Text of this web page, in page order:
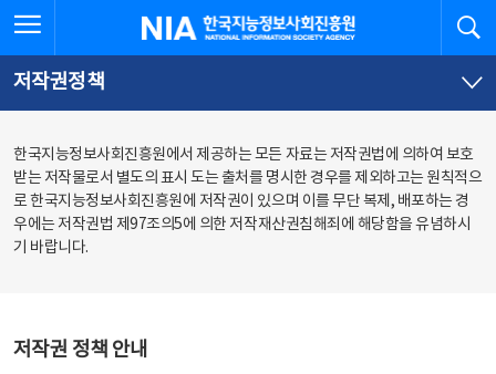
문
로
가
체
뉴
바
가
한국지능정보사회진흥원
저작권정책
한국지능정보사회진흥원에서 제공하는 모든 자료는 저작권법에 의하여 보호
받는 저작물로서 별도의 표시 도는 출처를 명시한 경우를 제외하고는 원칙적으
로 한국지능정보사회진흥원에 저작권이 있으며 이를 무단 복제, 배포하는 경
우에는 저작권법 제97조의5에 의한 저작재산권침해죄에 해당함을 유념하시
기 바랍니다.
저작권 정책 안내